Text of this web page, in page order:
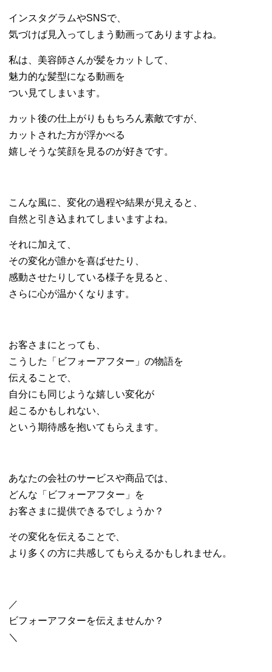
インスタグラムやSNSで、
気づけば見入ってしまう動画ってありますよね。
私は、美容師さんが髪をカットして、
魅力的な髪型になる動画を
つい見てしまいます。
カット後の仕上がりももちろん素敵ですが、
カットされた方が浮かべる
嬉しそうな笑顔を見るのが好きです。
こんな風に、変化の過程や結果が見えると、
自然と引き込まれてしまいますよね。
それに加えて、
その変化が誰かを喜ばせたり、
感動させたりしている様子を見ると、
さらに心が温かくなります。
お客さまにとっても、
こうした「ビフォーアフター」の物語を
伝えることで、
自分にも同じような嬉しい変化が
起こるかもしれない、
という期待感を抱いてもらえます。
あなたの会社のサービスや商品では、
どんな「ビフォーアフター」を
お客さまに提供できるでしょうか？
その変化を伝えることで、
より多くの方に共感してもらえるかもしれません。
／
ビフォーアフターを伝えませんか？
＼